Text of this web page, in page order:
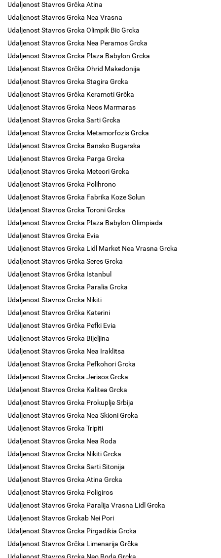
Udaljenost Stavros Grčka Atina
Udaljenost Stavros Grcka Nea Vrasna
Udaljenost Stavros Grcka Olimpik Bic Grcka
Udaljenost Stavros Grcka Nea Peramos Grcka
Udaljenost Stavros Grcka Plaza Babylon Grcka
Udaljenost Stavros Grčka Ohrid Makedonija
Udaljenost Stavros Grcka Stagira Grcka
Udaljenost Stavros Grčka Keramoti Grčka
Udaljenost Stavros Grcka Neos Marmaras
Udaljenost Stavros Grcka Sarti Grcka
Udaljenost Stavros Grcka Metamorfozis Grcka
Udaljenost Stavros Grcka Bansko Bugarska
Udaljenost Stavros Grcka Parga Grcka
Udaljenost Stavros Grcka Meteori Grcka
Udaljenost Stavros Grcka Polihrono
Udaljenost Stavros Grcka Fabrika Koze Solun
Udaljenost Stavros Grcka Toroni Grcka
Udaljenost Stavros Grcka Plaza Babylon Olimpiada
Udaljenost Stavros Grcka Evia
Udaljenost Stavros Grcka Lidl Market Nea Vrasna Grcka
Udaljenost Stavros Grčka Seres Grcka
Udaljenost Stavros Grčka Istanbul
Udaljenost Stavros Grcka Paralia Grcka
Udaljenost Stavros Grcka Nikiti
Udaljenost Stavros Grčka Katerini
Udaljenost Stavros Grčka Pefki Evia
Udaljenost Stavros Grcka Bijeljina
Udaljenost Stavros Grcka Nea Iraklitsa
Udaljenost Stavros Grcka Pefkohori Grcka
Udaljenost Stavros Grcka Jerisos Grcka
Udaljenost Stavros Grcka Kalitea Grcka
Udaljenost Stavros Grcka Prokuplje Srbija
Udaljenost Stavros Grcka Nea Skioni Grcka
Udaljenost Stavros Grcka Tripiti
Udaljenost Stavros Grcka Nea Roda
Udaljenost Stavros Grcka Nikiti Grcka
Udaljenost Stavros Grcka Sarti Sitonija
Udaljenost Stavros Grcka Atina Grcka
Udaljenost Stavros Grcka Poligiros
Udaljenost Stavros Grcka Paralija Vrasna Lidl Grcka
Udaljenost Stavros Grckab Nei Pori
Udaljenost Stavros Grcka Pirgadikia Grcka
Udaljenost Stavros Grčka Limenarija Grčka